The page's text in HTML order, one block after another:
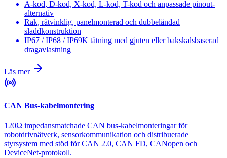
A-kod, D-kod, X-kod, L-kod, T-kod och anpassade pinout-
alternativ
Rak, rätvinklig, panelmonterad och dubbeländad
sladdkonstruktion
IP67 / IP68 / IP69K tätning med gjuten eller bakskalsbaserad
dragavlastning
Läs mer
CAN Bus-kabelmontering
120Ω impedansmatchade CAN bus-kabelmonteringar för
robotdrivnätverk, sensorkommunikation och distribuerade
styrsystem med stöd för CAN 2.0, CAN FD, CANopen och
DeviceNet-protokoll.